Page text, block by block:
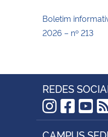
Boletim
2026 – nº 213
REDES